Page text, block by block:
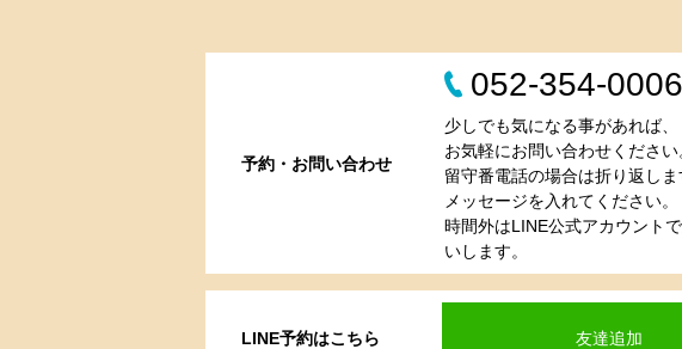
LINE予約はこちら 友達追加
予約・お問い合わせ
052-354-0006
少しでも気になる事があれば、
お気軽にお問い合わせください
留守番電話の場合は折り返しま
メッセージを入れてください。
時間外はLINE公式アカウント
いします。